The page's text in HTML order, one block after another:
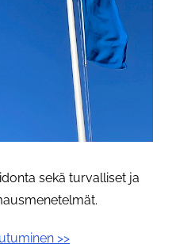
sekä turvalliset ja
>>